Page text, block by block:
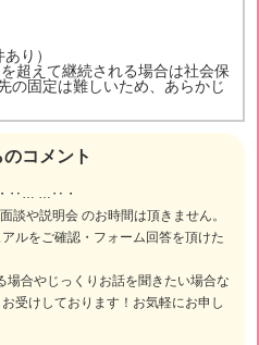
コメント
‥… …‥・
談や説明会 のお時間は頂きません。
ルをご確認・フォーム回答を頂けた
場合やじっくりお話を聞きたい場合な
受けしております！お気軽にお申し
り）
超えて継続される場合は社会保
の固定は難しいため、あらかじ